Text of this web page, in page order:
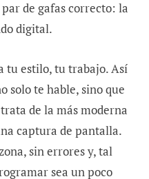
de gafas correcto: la
digital.
tu estilo, tu trabajo. Así
solo te hable, sino que
de la más moderna
captura de pantalla.
sin errores y, tal
sea un poco